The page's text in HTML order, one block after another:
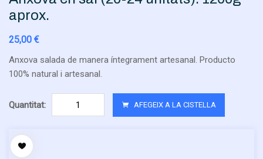
aprox.
25,00 €
Anxova salada de manera íntegrament artesanal. Producto
100% natural i artesanal.
Quantitat: quantitat
de
AFEGEIX A LA CISTELLA